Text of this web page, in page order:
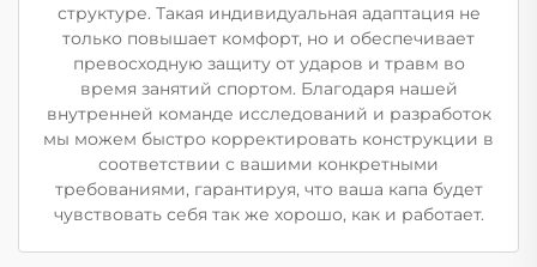
структуре. Такая индивидуальная адаптация не
только повышает комфорт, но и обеспечивает
превосходную защиту от ударов и травм во
время занятий спортом. Благодаря нашей
внутренней команде исследований и разработок
мы можем быстро корректировать конструкции в
соответствии с вашими конкретными
требованиями, гарантируя, что ваша капа будет
чувствовать себя так же хорошо, как и работает.